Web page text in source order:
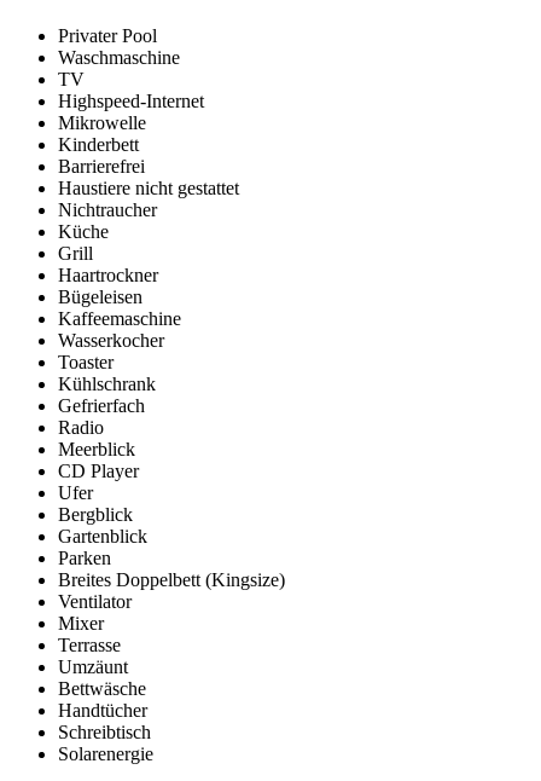
Privater Pool
Waschmaschine
TV
Highspeed-Internet
Mikrowelle
Kinderbett
Barrierefrei
Haustiere nicht gestattet
Nichtraucher
Küche
Grill
Haartrockner
Bügeleisen
Kaffeemaschine
Wasserkocher
Toaster
Kühlschrank
Gefrierfach
Radio
Meerblick
CD Player
Ufer
Bergblick
Gartenblick
Parken
Breites Doppelbett (Kingsize)
Ventilator
Mixer
Terrasse
Umzäunt
Bettwäsche
Handtücher
Schreibtisch
Solarenergie